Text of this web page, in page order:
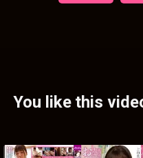
You like this